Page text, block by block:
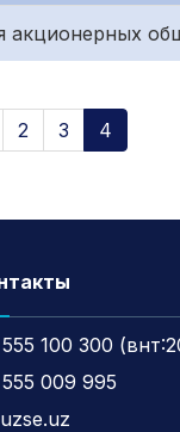
акционерных
2 3 4
100 300
009 995